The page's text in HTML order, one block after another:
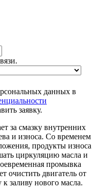
данных в
заявку.
за смазку внутренних
и износа. Со временем
продукты износа
циркуляцию масла и
промывка
очистить двигатель от
заливу нового масла.